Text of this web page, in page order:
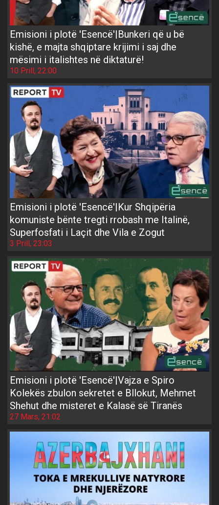
Emisioni i plotë 'Esencë'|Bunkeri që u bë
kishë, e majta shqiptare krijimi i saj dhe
mësimi i italishtes në diktaturë!
10 Prill, 22:00
Emisioni i plotë 'Esencë'|Kur Shqipëria
komuniste bënte tregti rrobash me Italinë,
Superfosfati i Laçit dhe Vila e Zogut
3 Prill, 23:03
Emisioni i plotë 'Esencë'|Vajza e Spiro
Kolekës zbulon sekretet e Bllokut, Mehmet
Shehut dhe misteret e Kalasë së Tiranës
27 Mars, 21:02